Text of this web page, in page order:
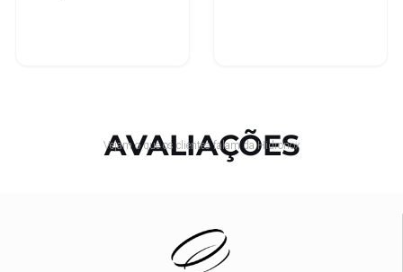
AVALIAÇÕES
Vejam o que os clientes falam da Hidronox